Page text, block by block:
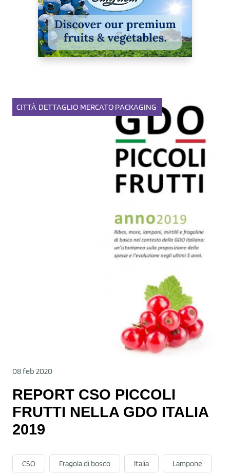
CITTÀ DETTAGLIO MERCATO PACKAGING
08 feb 2020
REPORT CSO PICCOLI
FRUTTI NELLA GDO ITALIA
2019
CSO Fragola di bosco Italia Lampone